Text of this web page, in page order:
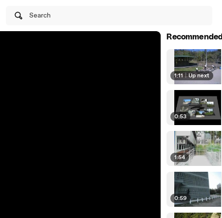
Search
Recommended
1:11 | Up next
0:53
1:54
0:59